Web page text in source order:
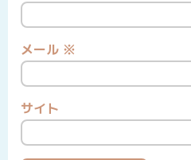
メール ※
サイト